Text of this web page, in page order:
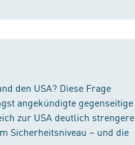
den USA? Diese Frage
angekündigte gegenseitige
zur USA deutlich strengere
Sicherheitsniveau – und die